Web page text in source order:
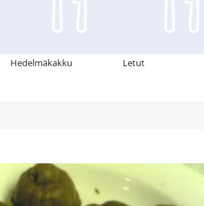
Hedelmäkakku Letut